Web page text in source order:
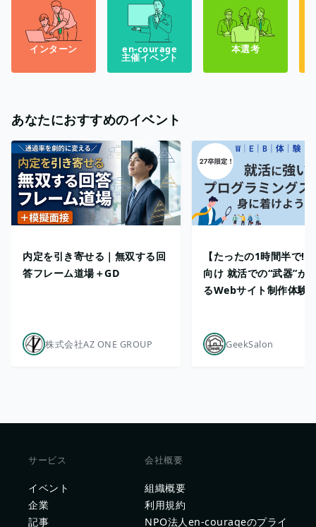
インターン en-courage
主催イベント
本選考
あなたにおすすめのイベント
内定を引き寄せる｜無双する回
答フレーム道場＋GD
株式会社AZ ONE GROUP
【たったの1時間半で!?
向け 就活での“武器”が
るWebサイト制作体験
GeekSalon
サービス
イベント
企業
記事
会社概要
組織概要
利用規約
NPO法人en-courageのプライ